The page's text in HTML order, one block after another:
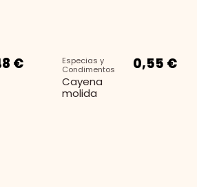
€
Especias y
Condimentos
Cayena
molida
0,55 €